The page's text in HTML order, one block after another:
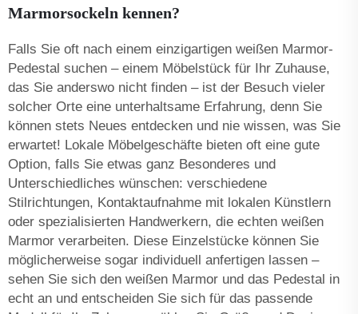
Marmorsockeln kennen?
Falls Sie oft nach einem einzigartigen weißen Marmor-
Pedestal suchen – einem Möbelstück für Ihr Zuhause,
das Sie anderswo nicht finden – ist der Besuch vieler
solcher Orte eine unterhaltsame Erfahrung, denn Sie
können stets Neues entdecken und nie wissen, was Sie
erwartet! Lokale Möbelgeschäfte bieten oft eine gute
Option, falls Sie etwas ganz Besonderes und
Unterschiedliches wünschen: verschiedene
Stilrichtungen, Kontaktaufnahme mit lokalen Künstlern
oder spezialisierten Handwerkern, die echten weißen
Marmor verarbeiten. Diese Einzelstücke können Sie
möglicherweise sogar individuell anfertigen lassen –
sehen Sie sich den weißen Marmor und das Pedestal in
echt an und entscheiden Sie sich für das passende